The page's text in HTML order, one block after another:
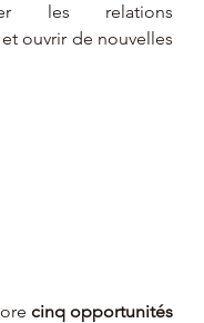
les relations
ouvrir de nouvelles
cinq opportunités